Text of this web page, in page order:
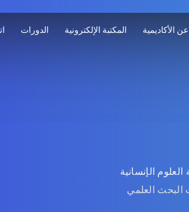
عن الأكاديمية المكتبة الإلكترونية الدورات
العلوم الإنسانية
البحث العلمي